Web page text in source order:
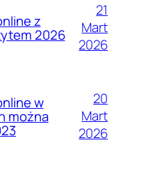
z
2026
21
Mart
2026
w
można
20
Mart
2026